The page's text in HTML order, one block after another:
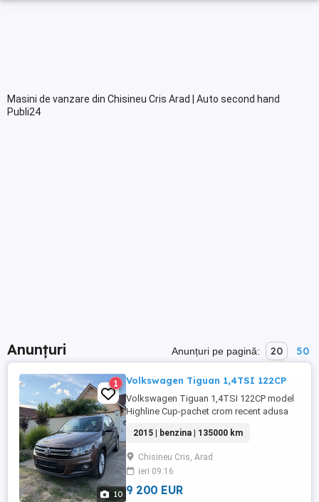
Masini de vanzare din Chisineu Cris Arad | Auto second hand
Publi24
Anunțuri Anunțuri pe pagină: 20 50
10
1 Volkswagen Tiguan 1,4TSI 122CP
Volkswagen Tiguan 1,4TSI 122CP model
Highline Cup-pachet crom recent adusa
138000km,carte service la zi(05
2026ultimul service),TUV valabil Dublu
climatronic comenzi volan incalzire
scaune senzori fata+spate 12 airbaguri 2
chei oglinzi electrice jenti aluminiu ...
2015 | benzina | 135000 km
Chisineu Cris, Arad
ieri 09:16
9 200 EUR